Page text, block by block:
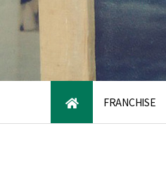
FRANCHISE